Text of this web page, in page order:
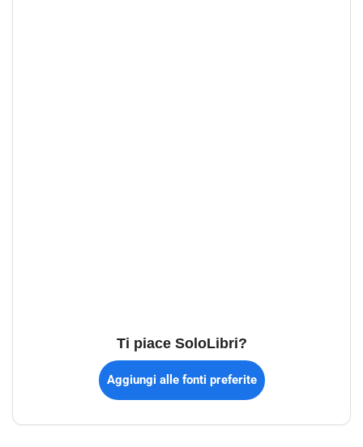
Ti piace SoloLibri?
Aggiungi alle fonti preferite